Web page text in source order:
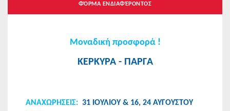
ΦΌΡΜΑ ΕΝΔΙΑΦΈΡΟΝΤΟΣ
Μοναδική προσφορά !
ΚΕΡΚΥΡΑ - ΠΑΡΓΑ
ΑΝΑΧΩΡΗΣEIΣ: 31 ΙΟΥΛΙΟΥ & 16, 24 ΑΥΓΟΥΣΤΟΥ